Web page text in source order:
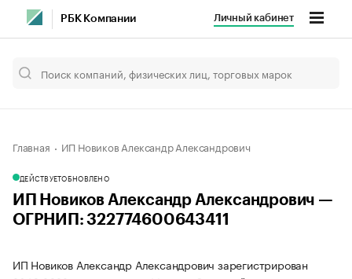
РБК Компании Личный кабинет
Главная ИП Новиков Александр Александрович
ДЕЙСТВУЕТОБНОВЛЕНО
ИП Новиков Александр Александрович —
ОГРНИП: 322774600643411
ИП Новиков Александр Александрович зарегистрирован